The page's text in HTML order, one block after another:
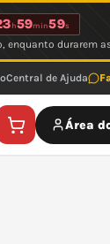
h59min59s
enquanto durarem
Central de Ajuda
Área